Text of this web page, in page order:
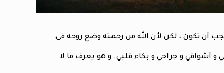
أن تكون ، لكن لأن الله من رحمته وضع روحه فى
و أشواقي و جراحي و بكاء قلبي. و هو يعرف ما لا